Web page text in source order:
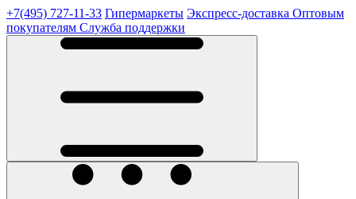
+7(495) 727-11-33 Гипермаркеты Экспресс-доставка Оптовым
покупателям Служба поддержки